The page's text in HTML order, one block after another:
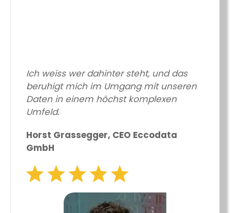
Ich weiss wer dahinter steht, und das
beruhigt mich im Umgang mit unseren
Daten in einem höchst komplexen
Umfeld.
Horst Grassegger, CEO Eccodata
GmbH